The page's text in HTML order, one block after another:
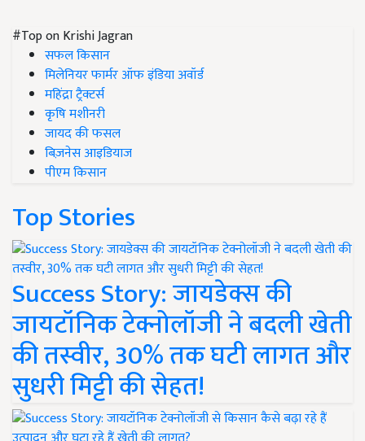
#Top on Krishi Jagran
सफल किसान
मिलेनियर फार्मर ऑफ इंडिया अवॉर्ड
महिंद्रा ट्रैक्टर्स
कृषि मशीनरी
जायद की फसल
बिज़नेस आइडियाज
पीएम किसान
Top Stories
Success Story: जायडेक्स की
जायटॉनिक टेक्नोलॉजी ने बदली खेती
की तस्वीर, 30% तक घटी लागत और
सुधरी मिट्टी की सेहत!